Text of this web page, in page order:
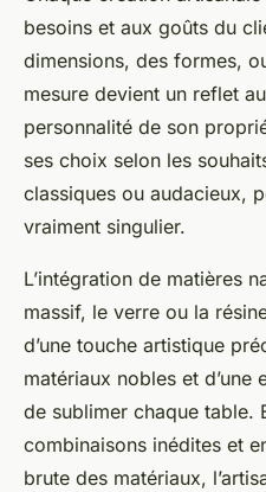
besoins et aux goûts du
dimensions, des formes,
mesure devient un reflet
personnalité de son
ses choix selon les
classiques ou audacieux,
vraiment singulier.
L’intégration de matières
massif, le verre ou la
d’une touche artistique
matériaux nobles et
de sublimer chaque table.
combinaisons inédites et
brute des matériaux,